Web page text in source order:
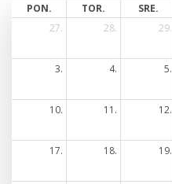
PON. TOR. SRE.
27.
28. 29.
3. 4. 5.
10. 11. 12.
17. 18. 19.